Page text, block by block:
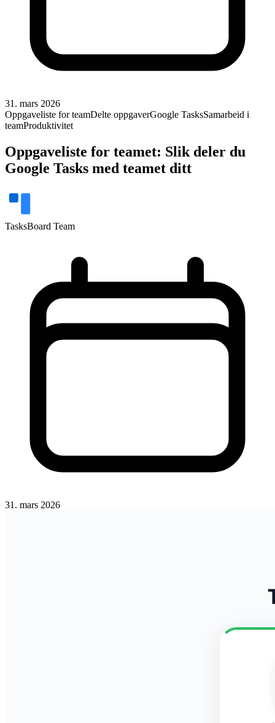
31. mars 2026
Oppgaveliste for teamDelte oppgaverGoogle TasksSamarbeid i
teamProduktivitet
Oppgaveliste for teamet: Slik deler du
Google Tasks med teamet ditt
TasksBoard Team
31. mars 2026